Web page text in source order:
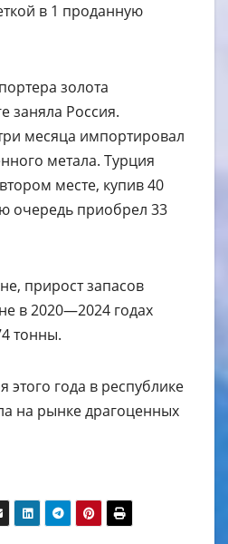
в 1 проданную
золота
заняла Россия.
месяца импортировал
метала. Турция
месте, купив 40
очередь приобрел 33
прирост запасов
в 2020—2024 годах
тонны.
этого года в республике
на рынке драгоценных